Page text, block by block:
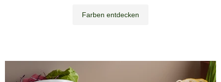
Farben entdecken